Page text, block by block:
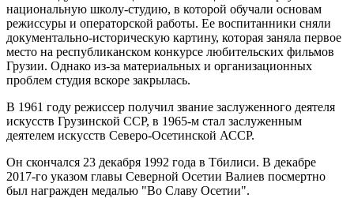
национальную школу-студию, в которой обучали основам
режиссуры и операторской работы. Ее воспитанники сняли
документально-историческую картину, которая заняла первое
место на республиканском конкурсе любительских фильмов
Грузии. Однако из-за материальных и организационных
проблем студия вскоре закрылась.
В 1961 году режиссер получил звание заслуженного деятеля
искусств Грузинской ССР, в 1965-м стал заслуженным
деятелем искусств Северо-Осетинской АССР.
Он скончался 23 декабря 1992 года в Тбилиси. В декабре
2017-го указом главы Северной Осетии Валиев посмертно
был награжден медалью "Во Славу Осетии".